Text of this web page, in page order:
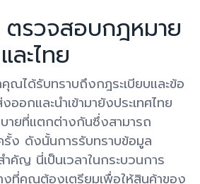
รวจสอบกฎหมาย
ละไทย
ณได้รับทราบถึงกฎระเบียบและข้อ
อกและนำเข้ามายังประเทศไทย
ายที่แตกต่างกันซึ่งสามารถ
รั้ง ดังนั้นการรับทราบข้อมูล
ำคัญ นี่เป็นเวลาในกระบวนการ
งที่คุณต้องเตรียมเพื่อให้สินค้าของ